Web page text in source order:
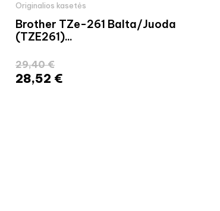
Originalios kasetės
Brother TZe-261 Balta/Juoda
(TZE261)...
29,40 €
28,52 €